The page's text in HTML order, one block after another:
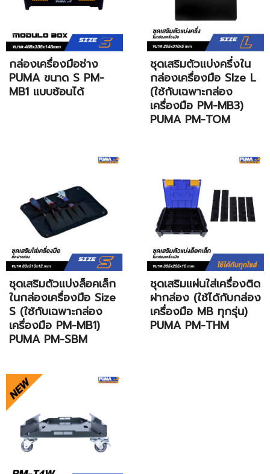
กล่องเครื่องมือช่าง
PUMA ขนาด S PM-
MB1 แบบซ้อนได้
ชุดเสริมตัวแบ่งครึ่งใน
กล่องเครื่องมือ SIze L
(ใช้กับเฉพาะกล่อง
เครื่องมือ PM-MB3)
PUMA PM-TOM
ชุดเสริมตัวแบ่งล็อคเล็ก
ในกล่องเครื่องมือ Size
S (ใช้กับเฉพาะกล่อง
เครื่องมือ PM-MB1)
PUMA PM-SBM
ชุดเสริมแผ่นใส่เครื่องติด
ฝากล่อง (ใช้ได้กับกล่อง
เครื่องมือ MB ทุกรุ่น)
PUMA PM-THM